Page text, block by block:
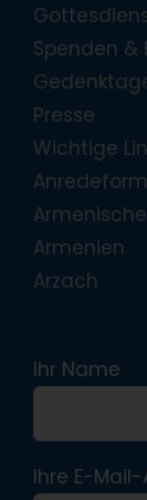
Spenden &
Presse
Wichtige
Armenien
Arzach
Ihr Name
Ihre E-